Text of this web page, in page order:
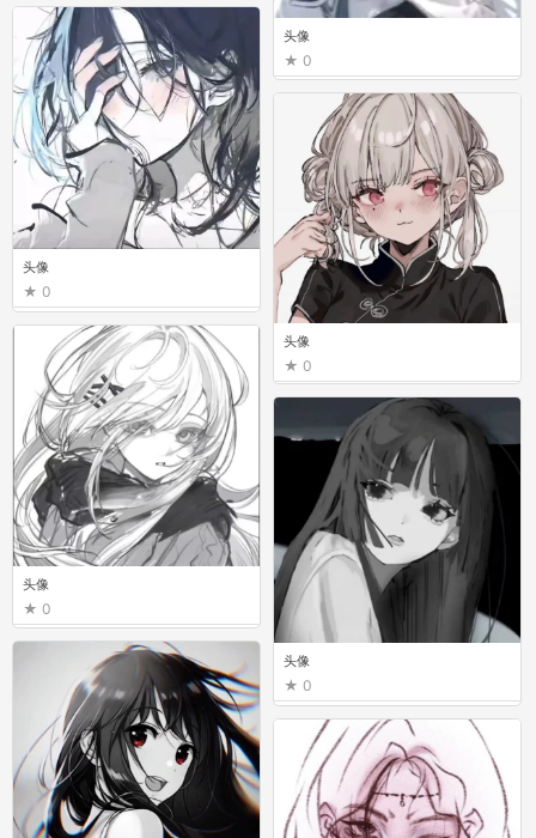
头像
0
头像
0
头像
0
头像
0
头像
0